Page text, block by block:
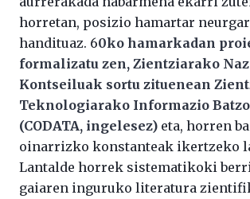
horretan, posizio hamartar
handituaz. 60ko hamarkadan
formalizatu zen, Zientziarako
Kontseiluak sortu zituenean
Teknologiarako Informazio
(CODATA, ingelesez) eta, horren
oinarrizko konstanteak ikertzeko
Lantalde horrek sistematikoki
gaiaren inguruko literatura